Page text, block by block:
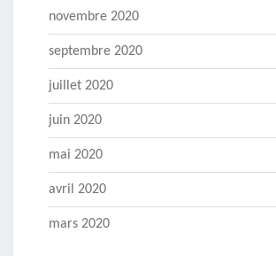
novembre 2020
septembre 2020
juillet 2020
juin 2020
mai 2020
avril 2020
mars 2020